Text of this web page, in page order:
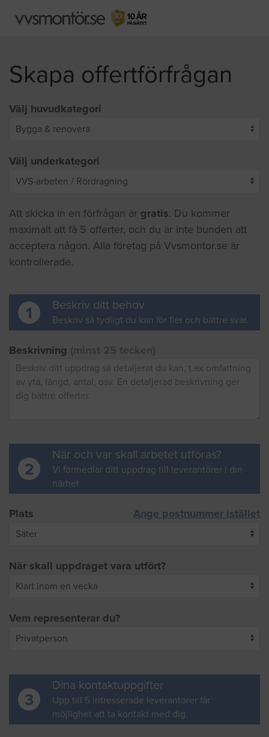
Skapa offertförfrågan
Välj huvudkategori
Välj underkategori
Att skicka in en förfrågan är gratis. Du kommer
maximalt att få 5 offerter, och du är inte bunden att
acceptera någon. Alla företag på Vvsmontor.se är
kontrollerade.
1 Beskriv ditt behov
Beskriv så tydligt du kan för fler och bättre svar.
Beskrivning
2
När och var skall arbetet utföras?
Vi förmedlar ditt uppdrag till leverantörer i din
närhet
Plats Ange postnummer istället
När skall uppdraget vara utfört?
Vem representerar du?
3
Dina kontaktuppgifter
Upp till 5 intresserade leverantörer får
möjlighet att ta kontakt med dig.